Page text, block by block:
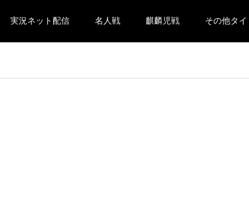
実況ネット配信 名人戦 麒麟児戦 その他タ